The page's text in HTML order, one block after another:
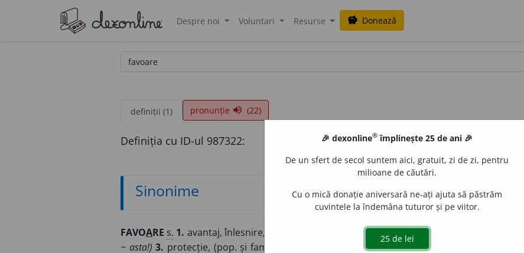
Despre noi Voluntari Resurse savings Donează
definiții (1) pronunție volume_up (22)
Definiția cu ID-ul 987322:
Sinonime
FAVOARE s. 1. avantaj, înlesnire, privilegiu, ușurință, ( pop.șifam.) hatî (I-a făcut unele
~ asta!) 3. protecție, (pop. șifam. ască, nazar, ovaj
🎉 dexonline® împlinește 25 de ani 🎉
De un sfert de secol suntem aici, gratuit, zi de zi, pentru
milioane de căutări.
Cu o mică donație aniversară ne-ați ajuta să păstrăm
cuvintele la îndemâna tuturor și pe viitor.